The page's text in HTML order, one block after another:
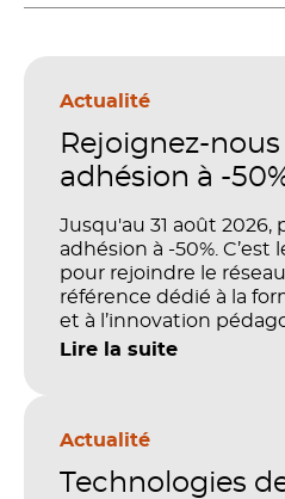
Actualité
Rejoignez-
adhésion à -
Jusqu'au 31 août 2026,
adhésion à -50%. C’est
pour rejoindre le
référence dédié à la
et à l’innovation
Lire la suite
Actualité
Technologies